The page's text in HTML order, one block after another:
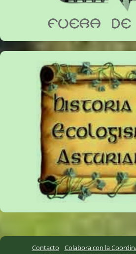
Contacto Colabora con la